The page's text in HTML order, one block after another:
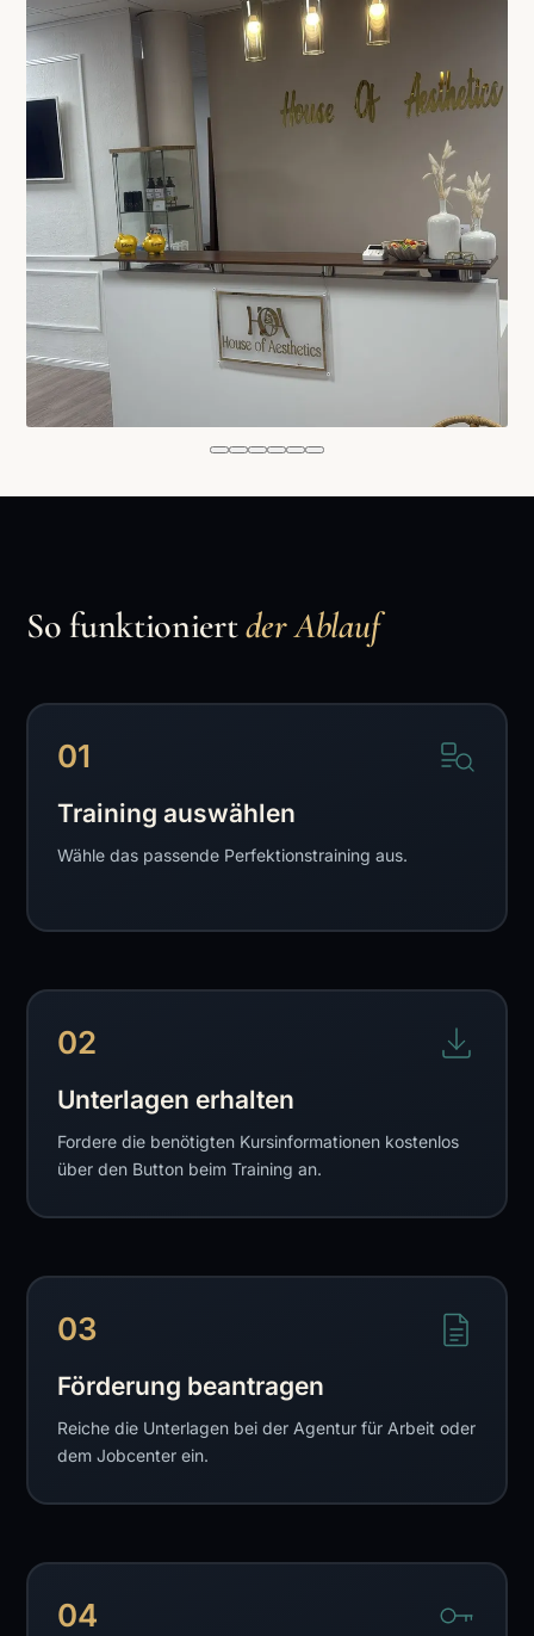
So funktioniertder Ablauf
01
Training auswählen
Wähle das passende Perfektionstraining aus.
02
Unterlagen erhalten
Fordere die benötigten Kursinformationen kostenlos
über den Button beim Training an.
03
Förderung beantragen
Reiche die Unterlagen bei der Agentur für Arbeit oder
dem Jobcenter ein.
04